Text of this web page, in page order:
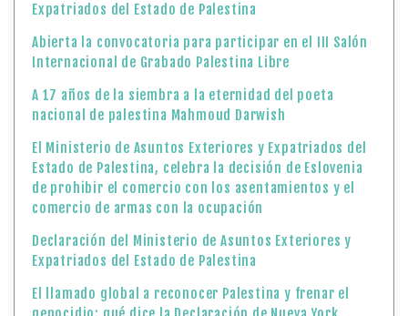
Expatriados del Estado de Palestina
Abierta la convocatoria para participar en el III Salón
Internacional de Grabado Palestina Libre
A 17 años de la siembra a la eternidad del poeta
nacional de palestina Mahmoud Darwish
El Ministerio de Asuntos Exteriores y Expatriados del
Estado de Palestina, celebra la decisión de Eslovenia
de prohibir el comercio con los asentamientos y el
comercio de armas con la ocupación
Declaración del Ministerio de Asuntos Exteriores y
Expatriados del Estado de Palestina
El llamado global a reconocer Palestina y frenar el